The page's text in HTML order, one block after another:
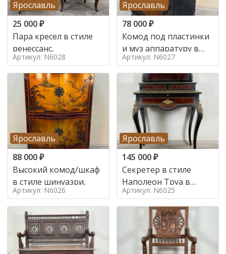
Ярославль
25 000₽
Пара кресел в стиле
ренессанс,
Артикул: N6028
Ярославль
78 000₽
Комод под пластинки
и муз аппаратуру в
стиле шинуазри,
Артикул: N6027
Ярославль
88 000₽
Высокий комод/шкаф
в стиле шинуазри,
Артикул: N6026
Ярославль
145 000₽
Секретер в стиле
Наполеон Труа в
стиле 19 век
Артикул: N6025